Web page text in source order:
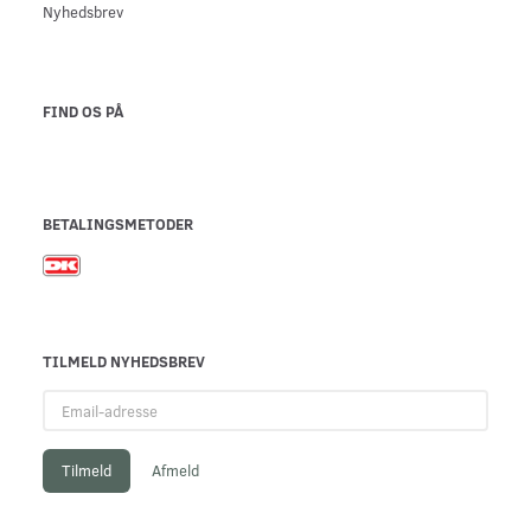
Nyhedsbrev
FIND OS PÅ
BETALINGSMETODER
TILMELD NYHEDSBREV
adresse
Tilmeld Afmeld